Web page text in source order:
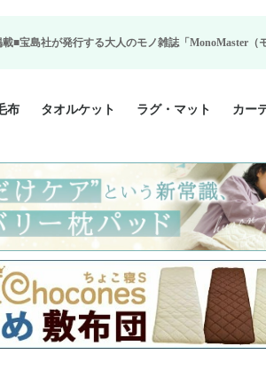
大人のモノ雑誌「MonoMaster（モノマスター）」
ジュニア 掛け布団カバー
シングル 掛け布団カバー
シングルロング 掛け布団
カバー
セミダブル 掛け布団カバ
ー
ダブル 掛け布団カバー
ダブルロング 掛け布団カ
バー
クィーン 掛け布団カバー
暖か 掛け布団カバー
ジュニア 敷布団カバー
セミシングル 敷布団カバ
ー
シングル 敷布団カバー
シングルロング 敷布団カ
バー
ダブル 敷布団カバー
35x50cm 枕カバー
43x63cm 枕カバー
50x70cm 枕カバー
シルク 枕カバー
シングル BOXシーツ
シングルロング BOXシー
ツ
セミダブル BOXシーツ
ダブル BOXシーツ
スーパーロング BOXシー
ツ
カバー2点セット
カバー3点セット
35×50cm
め 35×55cm
50×70cm
・その他枕
布 タオルケット
ハーフサイズ
シングルサイズ
セミダブルサイズ
ダブルサイズ
接触冷感
天然素材 綿100%
ラグ・マット カー
既成
遮光
レー
ン
ン
テン
ー)